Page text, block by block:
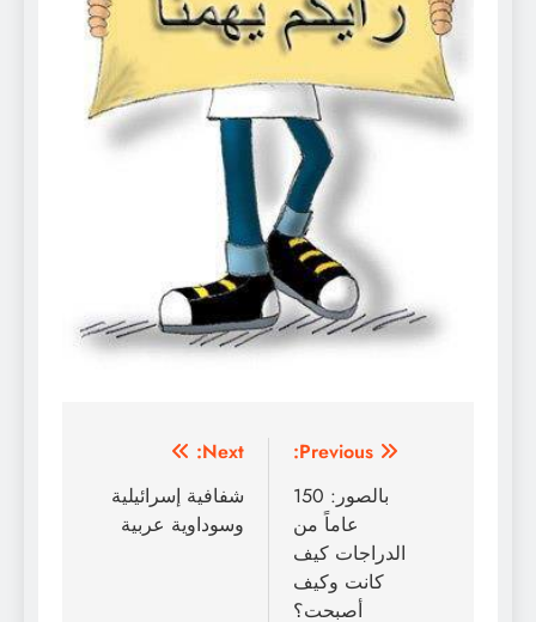
تصفّح
المقالات
Previous:
بالصور: 150
عاماً من
الدراجات كيف
كانت وكيف
أصبحت؟
Next:
شفافية إسرائيلية
وسوداوية عربية